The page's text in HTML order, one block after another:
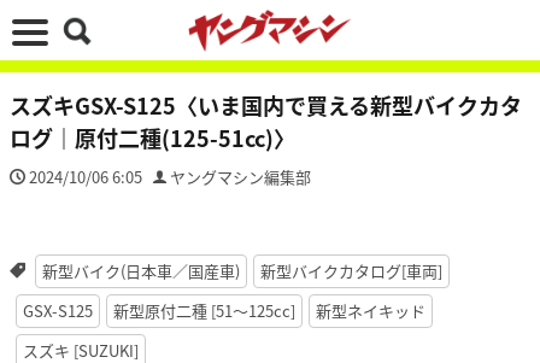
スズキGSX-S125〈いま国内で買える新型バイクカタ
ログ｜原付二種(125-51cc)〉
2024/10/06 6:05 ヤングマシン編集部
新型バイク(日本車／国産車)
新型バイクカタログ[車両]
GSX-S125
新型原付二種 [51〜125cc]
新型ネイキッド
スズキ [SUZUKI]